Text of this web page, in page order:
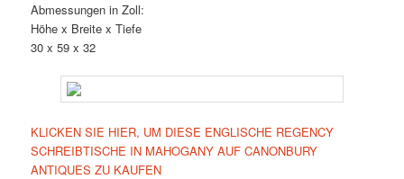
Abmessungen in Zoll:
Höhe x Breite x Tiefe
30 x 59 x 32
KLICKEN SIE HIER, UM DIESE ENGLISCHE REGENCY
SCHREIBTISCHE IN MAHOGANY AUF CANONBURY
ANTIQUES ZU KAUFEN